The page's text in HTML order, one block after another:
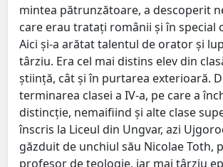
mintea pătrunzătoare, a descoperit
care erau trataţi românii şi în special
Aici şi-a arătat talentul de orator şi
târziu. Era cel mai distins elev din
ştiinţă, cât şi în purtarea exterioară.
terminarea clasei a IV-a, pe care a
distincţie, nemaifiind şi alte clase
înscris la Liceul din Ungvar, azi
găzduit de unchiul său Nicolae Toth,
profesor de teologie, iar mai târziu